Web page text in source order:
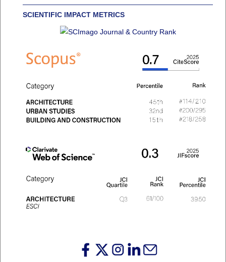
SCIENTIFIC IMPACT METRICS